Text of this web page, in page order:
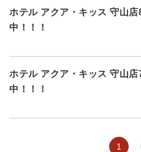
ホテル アクア・キッス 守山
中！！！
ホテル アクア・キッス 守山
中！！！
1